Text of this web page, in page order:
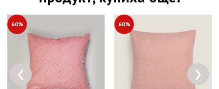
60% 60%
‹ ›